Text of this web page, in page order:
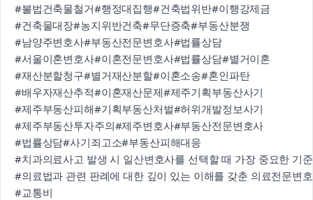
#불법건축물철거#행정대집행#건축법위반#이행강제금
#건축물대장#농지위반건축#무단증축#부동산분쟁
#남양주변호사#부동산전문변호사#법률상담
#서울이혼변호사#이혼전문변호사#법률상담#별거이혼
#재산분할청구#별거재산분할#이혼소송#혼인파탄
#배우자재산추적#이혼재산문제#제주기획부동산사기
#제주부동산피해#기획부동산처벌#허위개발정보사기
#제주부동산투자주의#제주변호사#부동산전문변호사
#법률상담#사기죄고소#부동산피해대응
#치과의료사고 발생 시 일산변호사를 선택할 때 가장 중요한 기
#의료법과 관련 판례에 대한 깊이 있는 이해를 갖춘 의료전문변
#교통비